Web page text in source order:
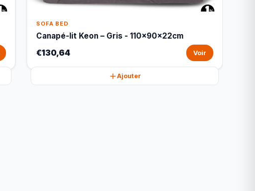
SOFA BED
Canapé-lit Keon – Gris - 110x90x22cm
€130,64 Voir
Ajouter